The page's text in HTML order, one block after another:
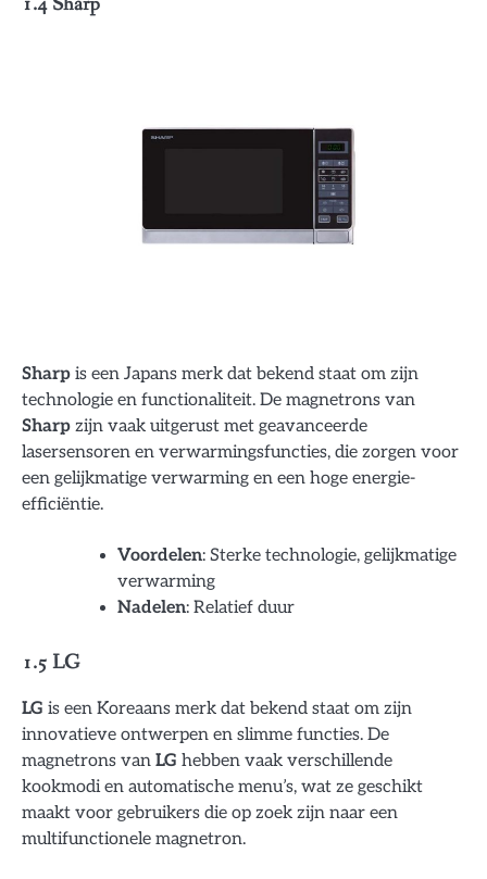
Sharp is een Japans merk dat bekend staat om zijn
technologie en functionaliteit. De magnetrons van
Sharp zijn vaak uitgerust met geavanceerde
lasersensoren en verwarmingsfuncties, die zorgen voor
een gelijkmatige verwarming en een hoge energie-
efficiëntie.
Voordelen: Sterke technologie, gelijkmatige
verwarming
Nadelen: Relatief duur
1.5 LG
LG is een Koreaans merk dat bekend staat om zijn
innovatieve ontwerpen en slimme functies. De
magnetrons van LG hebben vaak verschillende
kookmodi en automatische menu’s, wat ze geschikt
maakt voor gebruikers die op zoek zijn naar een
multifunctionele magnetron.